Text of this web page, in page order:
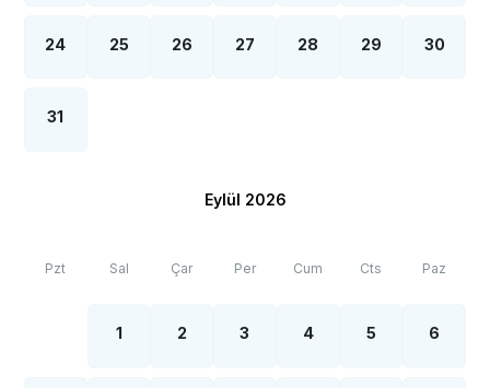
24 25 26 27 28 29 30
31
Eylül 2026
Pzt Sal Çar Per Cum Cts Paz
1 2 3 4 5 6